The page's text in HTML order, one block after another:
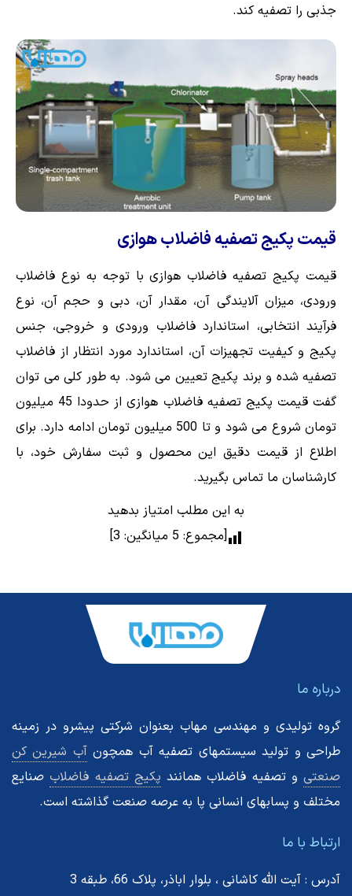
جذبی را تصفیه کند.
قیمت پکیج تصفیه فاضلاب هوازی
قیمت پکیج تصفیه فاضلاب هوازی با توجه به نوع فاضلاب
ورودی، میزان آلایندگی آن، مقدار آن، دبی و حجم آن، نوع
فرآیند انتخابی، استاندارد فاضلاب ورودی و خروجی، جنس
پکیج و کیفیت تجهیزات آن، استاندارد مورد انتظار از فاضلاب
تصفیه شده و برند پکیج تعیین می شود. به طور کلی می توان
گفت قیمت پکیج تصفیه فاضلاب هوازی از حدودا 45 میلیون
تومان شروع می شود و تا 500 میلیون تومان ادامه دارد. برای
اطلاع از قیمت دقیق این محصول و ثبت سفارش خود، با
کارشناسان ما تماس بگیرید.
به این مطلب امتیاز بدهید
[مجموع: 5 میانگین: 3
]
درباره ما
گروه تولیدی و مهندسی مهاب بعنوان شرکتی پیشرو در زمینه
طراحی و تولید سیستمهای تصفیه آب همچونآب شیرین کن
صنعتی و تصفیه فاضلاب همانند پکیج تصفیه فاضلاب صنایع
مختلف و پسابهای انسانی پا به عرصه صنعت گذاشته است.
ارتباط با ما
آدرس : آیت الله کاشانی ، بلوار اباذر، پلاک 66، طبقه 3